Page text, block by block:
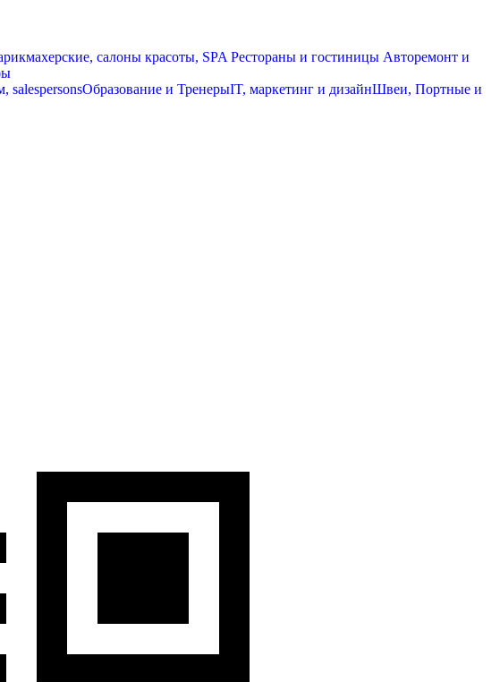
салоны красоты, SPA Рестораны и гостиницы Авторемонт и
Образование и ТренерыIT, маркетинг и дизайнШвеи, Портные и